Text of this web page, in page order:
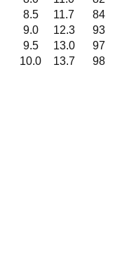
8.5
11.7 84
9.0
12.3 93
9.5
13.0 97
10.0
13.7 98